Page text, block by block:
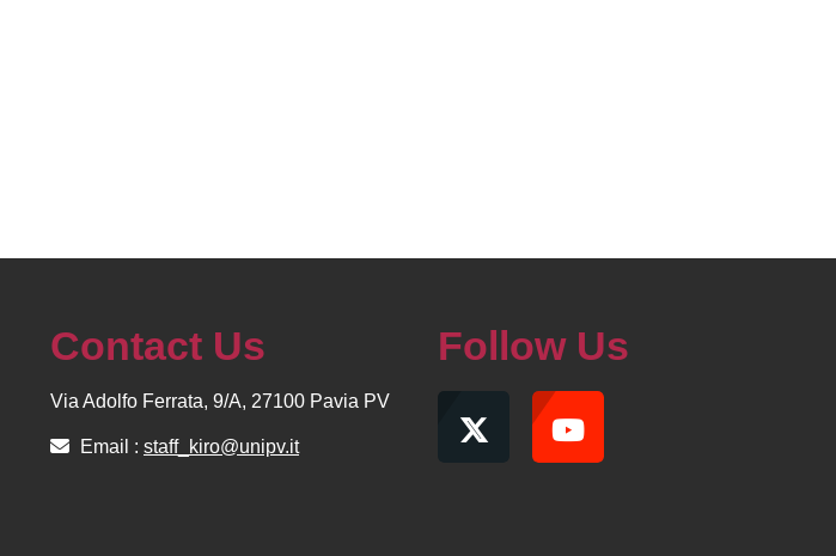
Contact Us
Via Adolfo Ferrata, 9/A, 27100 Pavia PV
Email : staff_kiro@unipv.it
Follow Us